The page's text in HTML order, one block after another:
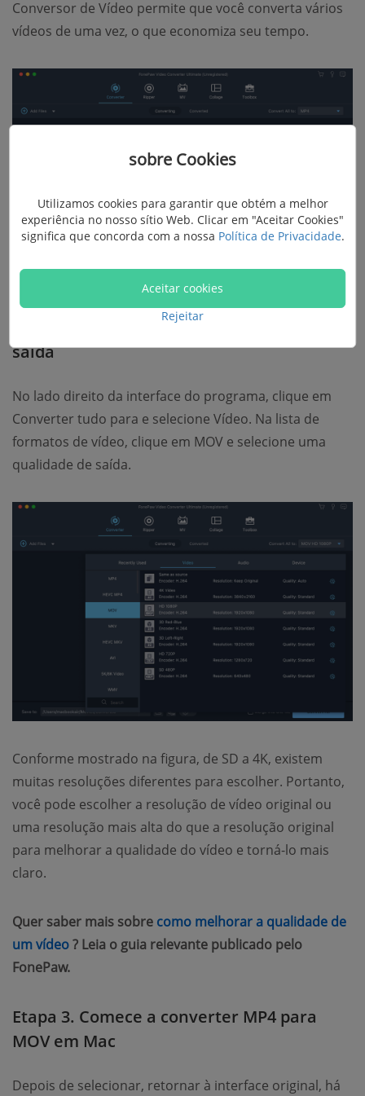
Conversor de Vídeo permite que você converta vários
vídeos de uma vez, o que economiza seu tempo.
Etapa 2. Escolha MOV como formato de
saída
No lado direito da interface do programa, clique em
Converter tudo para e selecione Vídeo. Na lista de
formatos de vídeo, clique em MOV e selecione uma
qualidade de saída.
Conforme mostrado na figura, de SD a 4K, existem
muitas resoluções diferentes para escolher. Portanto,
você pode escolher a resolução de vídeo original ou
uma resolução mais alta do que a resolução original
para melhorar a qualidade do vídeo e torná-lo mais
claro.
Quer saber mais sobre como melhorar a qualidade de
um vídeo(opens new window)
? Leia o guia relevante publicado pelo
FonePaw.
Etapa 3. Comece a converter MP4 para
MOV em Mac
Depois de selecionar, retornar à interface original, há
sobre Cookies
Utilizamos cookies para garantir que obtém a melhor
experiência no nosso sítio Web. Clicar em "Aceitar Cookies"
significa que concorda com a nossa Política de Privacidade.
Aceitar cookies
Rejeitar